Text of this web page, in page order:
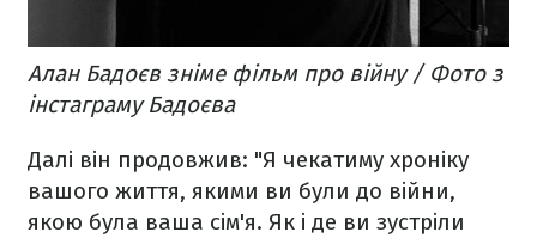
Алан Бадоєв зніме фільм про війну / Фото з
інстаграму Бадоєва
Далі він продовжив: "Я чекатиму хроніку
вашого життя, якими ви були до війни,
якою була ваша сім'я. Як і де ви зустріли